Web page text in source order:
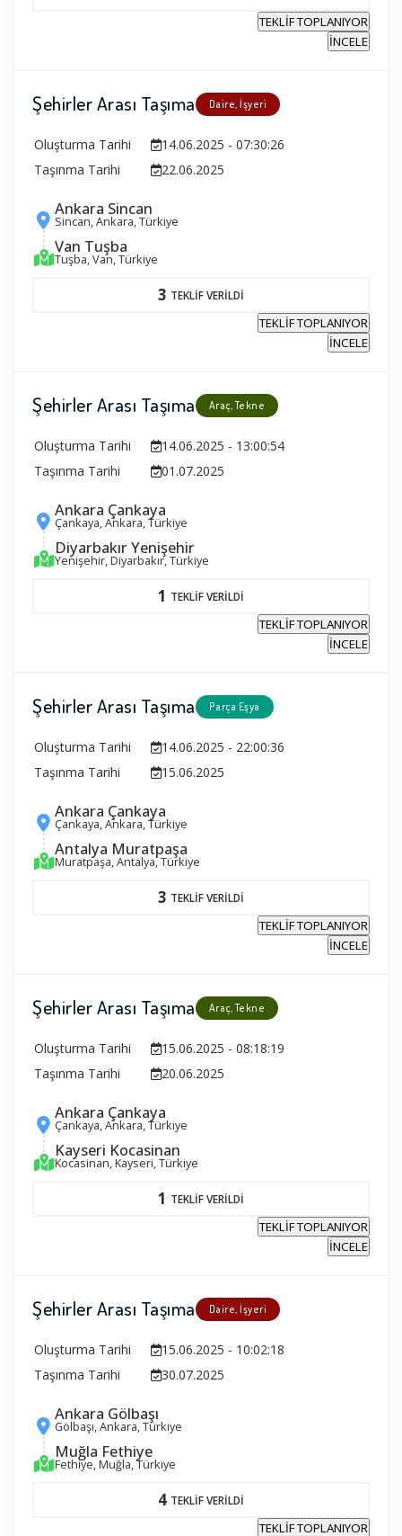
TEKLİF TOPLANIYOR
İNCELE
Şehirler Arası Taşıma Daire, İşyeri
Oluşturma Tarihi
14.06.2025 - 07:30:26
Taşınma Tarihi
22.06.2025
Ankara Sincan
Sincan, Ankara, Türkiye
Van Tuşba
Tuşba, Van, Türkiye
3 TEKLİF VERİLDİ
TEKLİF TOPLANIYOR
İNCELE
Şehirler Arası Taşıma Araç, Tekne
Oluşturma Tarihi
14.06.2025 - 13:00:54
Taşınma Tarihi
01.07.2025
Ankara Çankaya
Çankaya, Ankara, Türkiye
Diyarbakır Yenişehir
Yenişehir, Diyarbakır, Türkiye
1 TEKLİF VERİLDİ
TEKLİF TOPLANIYOR
İNCELE
Şehirler Arası Taşıma Parça Eşya
Oluşturma Tarihi
14.06.2025 - 22:00:36
Taşınma Tarihi
15.06.2025
Ankara Çankaya
Çankaya, Ankara, Türkiye
Antalya Muratpaşa
Muratpaşa, Antalya, Türkiye
3 TEKLİF VERİLDİ
TEKLİF TOPLANIYOR
İNCELE
Şehirler Arası Taşıma Araç, Tekne
Oluşturma Tarihi
15.06.2025 - 08:18:19
Taşınma Tarihi
20.06.2025
Ankara Çankaya
Çankaya, Ankara, Türkiye
Kayseri Kocasinan
Kocasinan, Kayseri, Türkiye
1 TEKLİF VERİLDİ
TEKLİF TOPLANIYOR
İNCELE
Şehirler Arası Taşıma Daire, İşyeri
Oluşturma Tarihi
15.06.2025 - 10:02:18
Taşınma Tarihi
30.07.2025
Ankara Gölbaşı
Gölbaşı, Ankara, Türkiye
Muğla Fethiye
Fethiye, Muğla, Türkiye
4 TEKLİF VERİLDİ
TEKLİF TOPLANIYOR